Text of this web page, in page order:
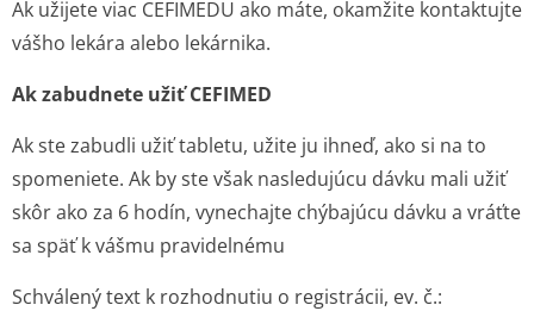
Ak užijete viac CEFIMEDU ako máte, okamžite kontaktujte
vášho lekára alebo lekárnika.
Ak zabudnete užiť CEFIMED
Ak ste zabudli užiť tabletu, užite ju ihneď, ako si na to
spomeniete. Ak by ste však nasledujúcu dávku mali užiť
skôr ako za 6 hodín, vynechajte chýbajúcu dávku a vráťte
sa späť k vášmu pravidelnému
Schválený text k rozhodnutiu o registrácii, ev. č.: